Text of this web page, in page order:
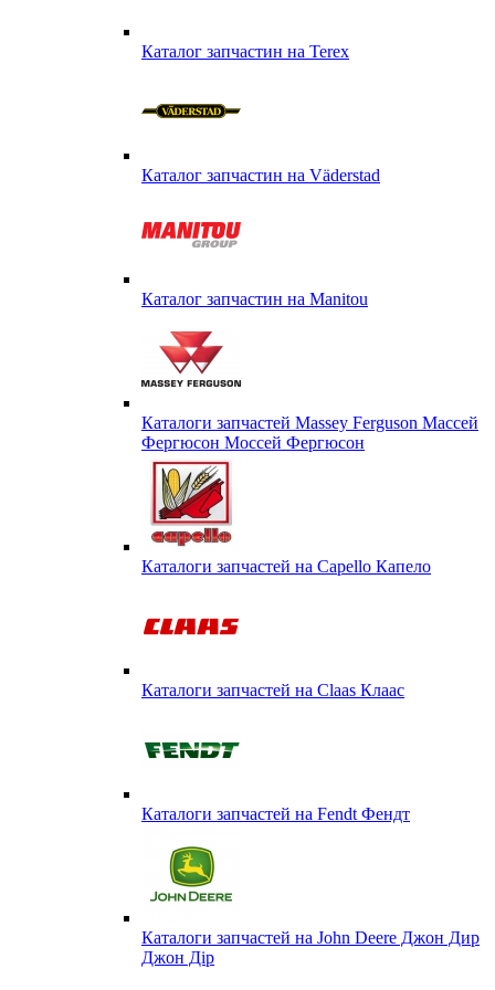
Каталог запчастин на Terex
Каталог запчастин на Väderstad
Каталог запчастин на Маnitou
Каталоги запчастей Massey Ferguson Массей
Фергюсон Моссей Фергюсон
Каталоги запчастей на Capello Капело
Каталоги запчастей на Claas Клаас
Каталоги запчастей на Fendt Фендт
Каталоги запчастей на John Deere Джон Дир
Джон Дір